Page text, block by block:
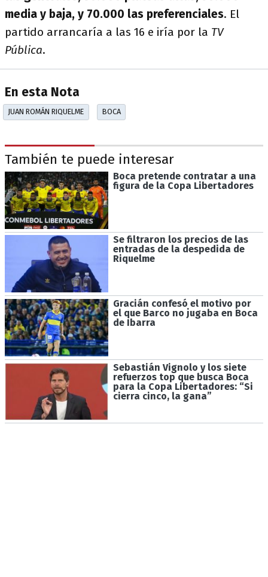
media y baja, y 70.000 las preferenciales. El
partido arrancaría a las 16 e iría por la TV
Pública.
En esta Nota
JUAN ROMÁN RIQUELME BOCA
También te puede interesar
Boca pretende contratar a una
figura de la Copa Libertadores
Se filtraron los precios de las
entradas de la despedida de
Riquelme
Gracián confesó el motivo por
el que Barco no jugaba en Boca
de Ibarra
Sebastián Vignolo y los siete
refuerzos top que busca Boca
para la Copa Libertadores: “Si
cierra cinco, la gana”